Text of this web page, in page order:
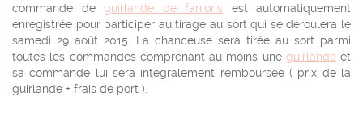
commande de guirlande de fanions est automatiquement
enregistrée pour participer au tirage au sort qui se déroulera le
samedi 29 août 2015. La chanceuse sera tirée au sort parmi
toutes les commandes comprenant au moins une guirlandeet
sa commande lui sera intégralement remboursée ( prix de la
guirlande + frais de port ).